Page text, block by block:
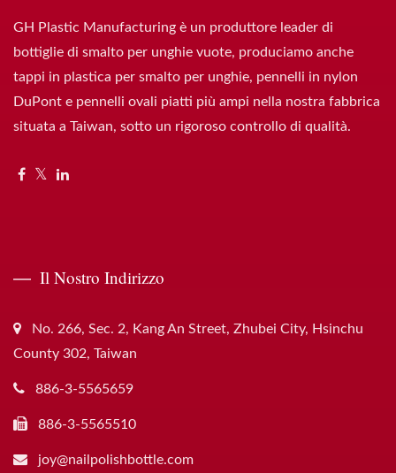
GH Plastic Manufacturing è un produttore leader di
bottiglie di smalto per unghie vuote, produciamo anche
tappi in plastica per smalto per unghie, pennelli in nylon
DuPont e pennelli ovali piatti più ampi nella nostra fabbrica
situata a Taiwan, sotto un rigoroso controllo di qualità.
Il Nostro Indirizzo
No. 266, Sec. 2, Kang An Street, Zhubei City, Hsinchu
County 302, Taiwan
886-3-5565659
886-3-5565510
joy@nailpolishbottle.com